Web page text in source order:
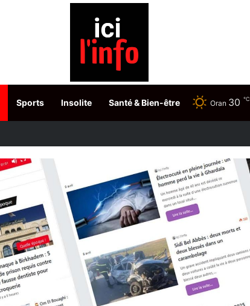
Sports Insolite Santé & Bien-être Oran 30 ℃